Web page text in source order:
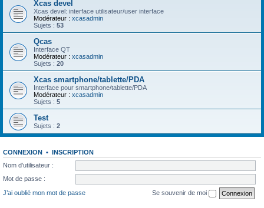
Xcas devel
Xcas devel: interface utilisateur/user interface
Modérateur : xcasadmin
Sujets : 53
Qcas
Interface QT
Modérateur : xcasadmin
Sujets : 20
Xcas smartphone/tablette/PDA
Interface pour smartphone/tablette/PDA
Modérateur : xcasadmin
Sujets : 5
Test
Sujets : 2
CONNEXION • INSCRIPTION
Nom d’utilisateur :
Mot de passe :
J’ai oublié mon mot de passe
Se souvenir de moi